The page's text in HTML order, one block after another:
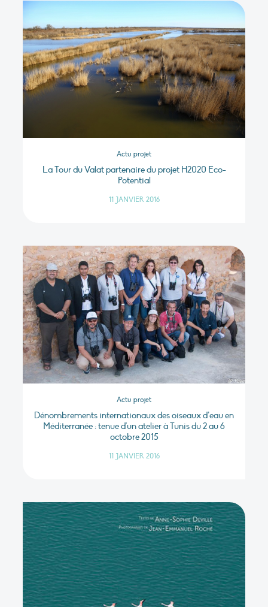
Actu projet
La Tour du Valat partenaire du projet H2020 Eco-
Potential
11 JANVIER 2016
Actu projet
Dénombrements internationaux des oiseaux d’eau en
Méditerranée : tenue d'un atelier à Tunis du 2 au 6
octobre 2015
11 JANVIER 2016